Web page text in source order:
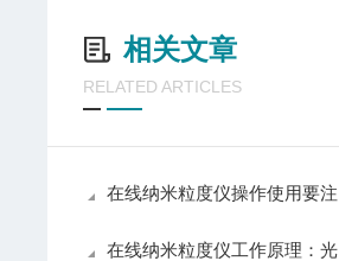
相关文章
RELATED ARTICLES
在线纳米粒度仪操作使用要注意的七个事项
在线纳米粒度仪工作原理：光散射技术的智慧